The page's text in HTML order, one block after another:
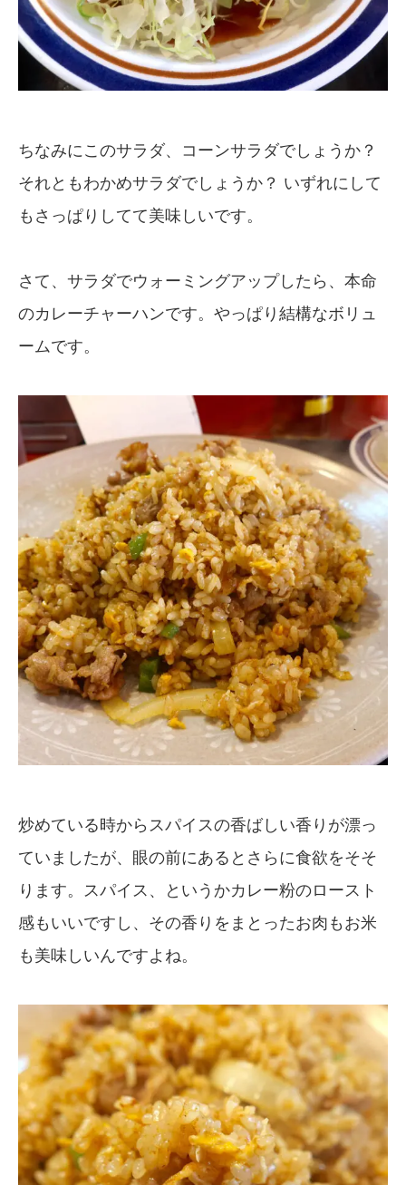
ちなみにこのサラダ、コーンサラダでしょうか？
それともわかめサラダでしょうか？ いずれにして
もさっぱりしてて美味しいです。
さて、サラダでウォーミングアップしたら、本命
のカレーチャーハンです。やっぱり結構なボリュ
ームです。
炒めている時からスパイスの香ばしい香りが漂っ
ていましたが、眼の前にあるとさらに食欲をそそ
ります。スパイス、というかカレー粉のロースト
感もいいですし、その香りをまとったお肉もお米
も美味しいんですよね。